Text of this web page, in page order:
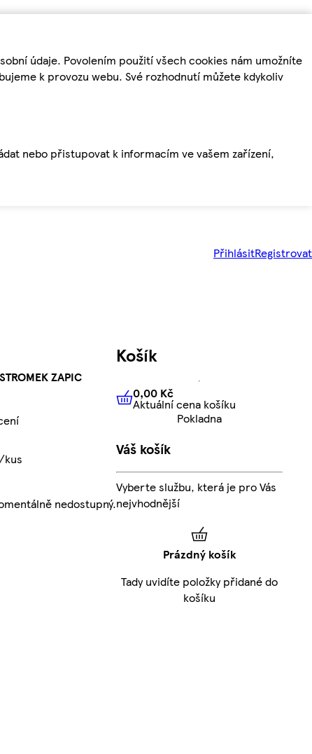
údaje. Povolením použití všech cookies nám umožníte
k provozu webu. Své rozhodnutí můžete kdykoliv
nebo přistupovat k informacím ve vašem zařízení,
PřihlásitRegistrovat
ZAPIC
kus
nedostupný.
Košík
0,00 KčAktuální cena košíku
0,00 Kč
Aktuální cena košíku
Pokladna
Váš košík
Vyberte službu, která je pro Vás
nejvhodnější
Prázdný košík
Tady uvidíte položky přidané do
košíku